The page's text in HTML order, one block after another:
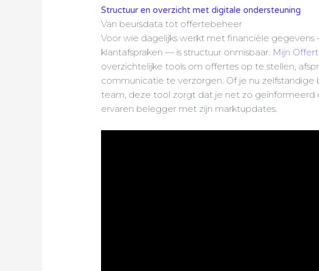
Structuur en overzicht met digitale ondersteuning
Van beursdata tot offertebeheer
Voor wie dagelijks werkt met financiële
klantafspraken — is structuur onmisbaar. Mijn
overzichtelijke tools om offertes op te stellen,
communicatie te verzorgen. Of je nu
team, deze tool zorgt dat je net zo geïnformeerd
ervaren belegger met zijn marktupdates.